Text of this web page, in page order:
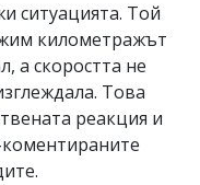
ситуацията. Той
километражът
а скоростта не
Това
реакция и